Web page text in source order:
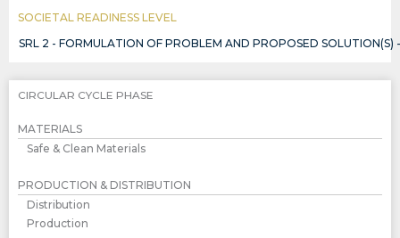
SOCIETAL READINESS LEVEL
SRL 2 - FORMULATION OF PROBLEM AND PROPOSED
CIRCULAR CYCLE PHASE
MATERIALS
Safe & Clean Materials
PRODUCTION & DISTRIBUTION
Distribution
Production